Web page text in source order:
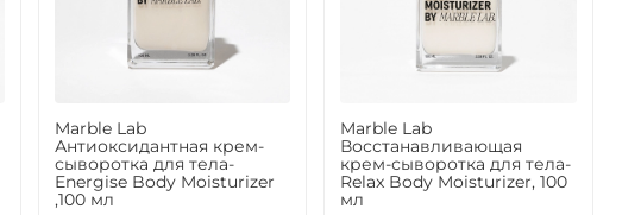
Marble Lab
Антиоксидантная крем-
сыворотка для тела-
Energise Body Moisturizer
,100 мл
Marble Lab
Восстанавливающая
крем-сыворотка для тела-
Relax Body Moisturizer, 100
мл